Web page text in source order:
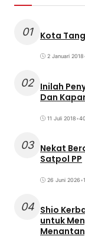
01 Kota
2 Januari 2018
02 Inilah
Dan
11 Juli 2018•
03 Nekat
Satpol PP
26 Juni 2026•
04 Shio
untuk